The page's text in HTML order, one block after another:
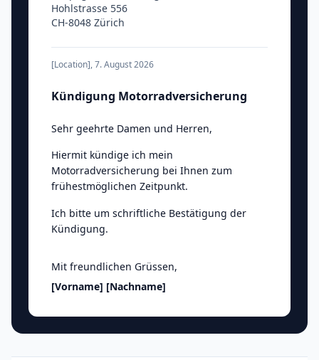
Hohlstrasse 556
CH-8048 Zürich
[Location],7. August 2026
Kündigung Motorradversicherung
Sehr geehrte Damen und Herren,
Hiermit kündige ich mein
Motorradversicherung bei Ihnen zum
frühestmöglichen Zeitpunkt.
Ich bitte um schriftliche Bestätigung der
Kündigung.
Mit freundlichen Grüssen,
[Vorname] [Nachname]